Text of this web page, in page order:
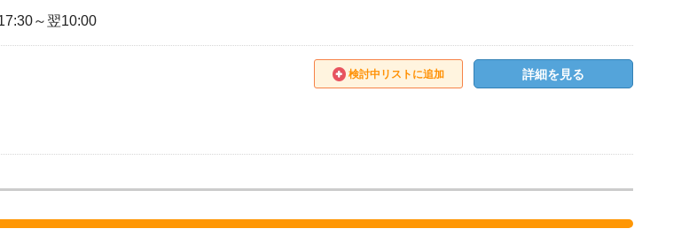
～翌10:00
検討中リストに追加 詳細を見る